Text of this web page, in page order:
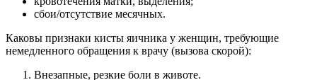
сбои/отсутствие месячных.
Каковы признаки кисты яичника у женщин, требующие
немедленного обращения к врачу (вызова скорой):
Внезапные, резкие боли в животе.